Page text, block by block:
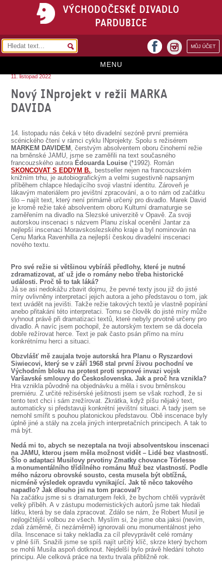
VÝCHODOČESKÉ DIVADLO
PARDUBICE
MŮJ ÚČET
facebook
MENU
VSTUPENKY
PŘEDPLATNÉ
KONTAKTY
O DIVADLE
SOUBOR
DÁLE NABÍZÍME
11. listopad 2022
Nový INprojekt v režii MARKA
DAVIDA
14. listopadu nás čeká v této divadelní sezóně první premiéra
scénického čtení v rámci cyklu INprojekty. Spolu s režisérem
MARKEM DAVIDEM , čerstvým absolventem oboru činoherní režie
na brněnské JAMU, jsme se zaměřili na text současného
francouzského autora Édouarda Louise (*1992). Román
SKONCOVAT S EDDYM B., bestseller nejen na francouzském
knižním trhu, je autobiografickým a velmi sugestivně napsaným
příběhem chlapce hledajícího svoji vlastní identitu. Zároveň je
lákavým materiálem pro jevištní zpracování, a o to nám od začátku
šlo – najít text, který není primárně určený pro divadlo. Marek David
je kromě režie také absolventem oboru Kulturní dramaturgie se
zaměřením na divadlo na Slezské univerzitě v Opavě. Za svoji
autorskou inscenaci s názvem Planu získal ocenění Jantar za
nejlepší inscenaci Moravskoslezského kraje a byl nominován na
Cenu Marka Ravenhilla za nejlepší českou divadelní inscenaci
nového textu.
Pro své režie si většinou vybíráš předlohy, které je nutné
zdramatizovat, ať už jde o romány nebo třeba historické
události. Proč tě to tak láká?
Já se asi nedokážu zbavit dojmu, že pevné texty jsou již do jisté
míry ovlivněny interpretací jejich autora a jeho představou o tom, jak
text uvádět na jevišti. Takže režie takových textů je vlastně popírání
anebo přitakání této interpretaci. Tomu se člověk do jisté míry může
vyhnout právě při dramatizaci textů, které nebyly prvotně určeny pro
divadlo. A navíc jsem pochopil, že autorským textem se dá docela
dobře režírovat herce. Text je pak často psán přímo na míru
konkrétnímu herci a situaci.
Obzvlášť mě zaujala tvoje autorská hra Planu o Ryszardovi
Siwiecovi, který se v září 1968 stal první živou pochodní ve
Východním bloku na protest proti srpnové invazi vojsk
Varšavské smlouvy do Československa. Jak a proč hra vznikla?
Hra vznikla původně na objednávku a měla i svou brněnskou
premiéru. Z určité režisérské ješitnosti jsem se však rozhodl, že si
tento text chci i sám zrežírovat. Zkrátka, když píšu nějaký text,
automaticky si představuji konkrétní jevištní situaci. A tady jsem se
nemohl smířit s pouhou platonickou představou. Obě inscenace byly
úplně jiné a stály na zcela jiných interpretačních principech. A tak to
má být.
Nedá mi to, abych se nezeptala na tvoji absolventskou inscenaci
na JAMU, kterou jsem měla možnost vidět – Lidé bez vlastností.
Šlo o adaptaci Musilovy prvotiny Zmatky chovance Törlesse
a monumentálního třídílného románu Muž bez vlastností. Podle
mého názoru obrovské sousto, cesta musela být obtížná,
nicméně výsledek opravdu vynikající. Jak tě něco takového
napadlo? Jak dlouho jsi na tom pracoval?
Na začátku jsme si s dramaturgem řekli, že bychom chtěli vyprávět
velký příběh. A v zástupu modernistických autorů jsme tak hledali
látku, která by se dala zpracovat. Zdálo se nám, že Robert Musil je
nejlogičtější volbou ze všech. Myslím si, že jsme oba jaksi (nevím,
zdali záměrně, či nezáměrně) ignorovali onu monumentálnost jeho
díla. Inscenace si taky nekladla za cíl převyprávět celé romány
v plné šíři. Snažili jsme se spíš najít určitý klíč, skrze který bychom
se mohli Musila aspoň dotknout. Nejdelší bylo právě hledání tohoto
principu. Ale celková práce na textu trvala přibližně rok.